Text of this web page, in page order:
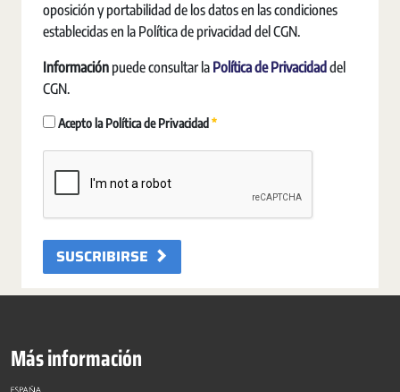
oposición y portabilidad de los datos en las condiciones
establecidas en la Política de privacidad del CGN.
Información puede consultar la Política de Privacidad del
CGN.
Acepto la Política de Privacidad Vereist
SUSCRIBIRSE
Más información